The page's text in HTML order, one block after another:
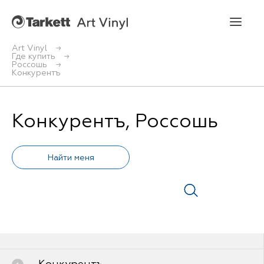
Art Vinyl
Где купить
Россошь
Конкурентъ
Конкурентъ, Россошь
Укладка
Конструктор интерьера
Art Vinyl в интерьере